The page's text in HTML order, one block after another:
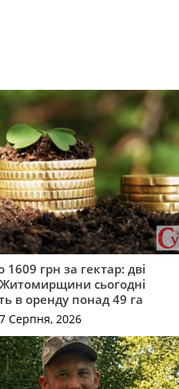
1609 грн за гектар: дві
сьогодні
в оренду понад 49 га
Серпня, 2026